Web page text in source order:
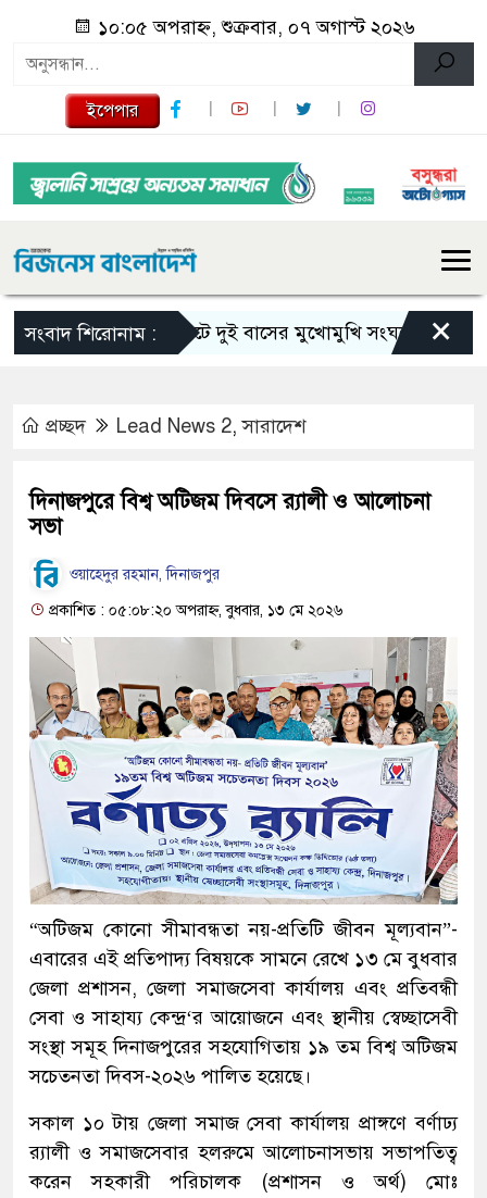
১০:০৫ অপরাহ্ন, শুক্রবার, ০৭ অগাস্ট ২০২৬
ইপেপার
সংবাদ শিরোনাম :সিলেটে দুই বাসের মুখোমুখি সংঘর্ষে নিহত বেড়ে ৯
×
প্রচ্ছদ Lead News 2,সারাদেশ
দিনাজপুরে বিশ্ব অটিজম দিবসে র‌্যালী ও আলোচনা
সভা
ওয়াহেদুর রহমান, দিনাজপুর
প্রকাশিত : ০৫:০৮:২০ অপরাহ্ন, বুধবার, ১৩ মে ২০২৬
“অটিজম কোনো সীমাবন্ধতা নয়-প্রতিটি জীবন মূল্যবান”-
এবারের এই প্রতিপাদ্য বিষয়কে সামনে রেখে ১৩ মে বুধবার
জেলা প্রশাসন, জেলা সমাজসেবা কার্যালয় এবং প্রতিবন্ধী
সেবা ও সাহায্য কেন্দ্র‘র আয়োজনে এবং স্থানীয় স্বেচ্ছাসেবী
সংস্থা সমূহ দিনাজপুরের সহযোগিতায় ১৯ তম বিশ্ব অটিজম
সচেতনতা দিবস-২০২৬ পালিত হয়েছে।
সকাল ১০ টায় জেলা সমাজ সেবা কার্যালয় প্রাঙ্গণে বর্ণাঢ্য
র‌্যালী ও সমাজসেবার হলরুমে আলোচনাসভায় সভাপতিত্ব
করেন সহকারী পরিচালক (প্রশাসন ও অর্থ) মোঃ